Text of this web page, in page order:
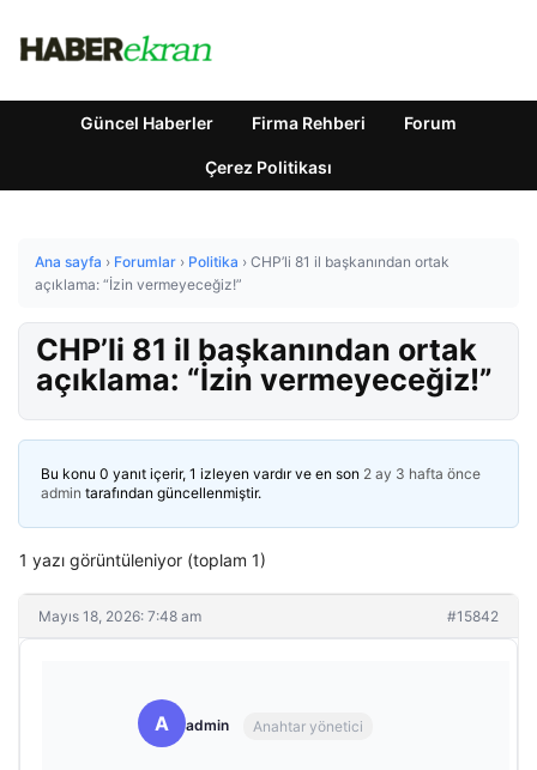
Güncel Haberler Firma Rehberi Forum
Çerez Politikası
Ana sayfa › Forumlar › Politika › CHP’li 81 il başkanından ortak
açıklama: “İzin vermeyeceğiz!”
CHP’li 81 il başkanından ortak
açıklama: “İzin vermeyeceğiz!”
Bu konu 0 yanıt içerir, 1 izleyen vardır ve en son 2 ay 3 hafta önce
admin tarafından güncellenmiştir.
1 yazı görüntüleniyor (toplam 1)
Mayıs 18, 2026: 7:48 am #15842
A admin Anahtar yönetici